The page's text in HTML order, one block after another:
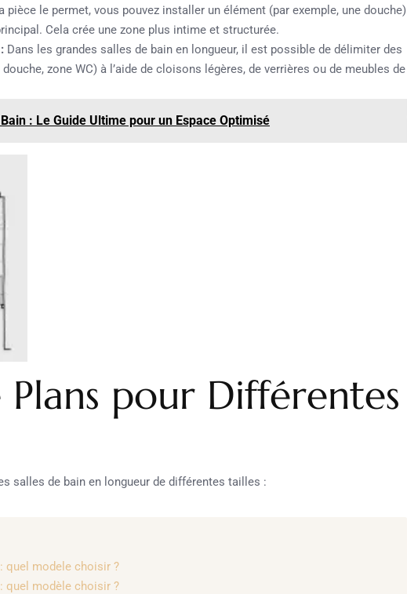
pièce le permet, vous pouvez installer un élément (par exemple, une douche)
Cela crée une zone plus intime et structurée.
Dans les grandes salles de bain en longueur, il est possible de délimiter des
zone WC) à l’aide de cloisons légères, de verrières ou de meubles de
: Le Guide Ultime pour un Espace Optimisé
Plans pour Différentes
salles de bain en longueur de différentes tailles :
quel modele choisir ?
quel modèle choisir ?